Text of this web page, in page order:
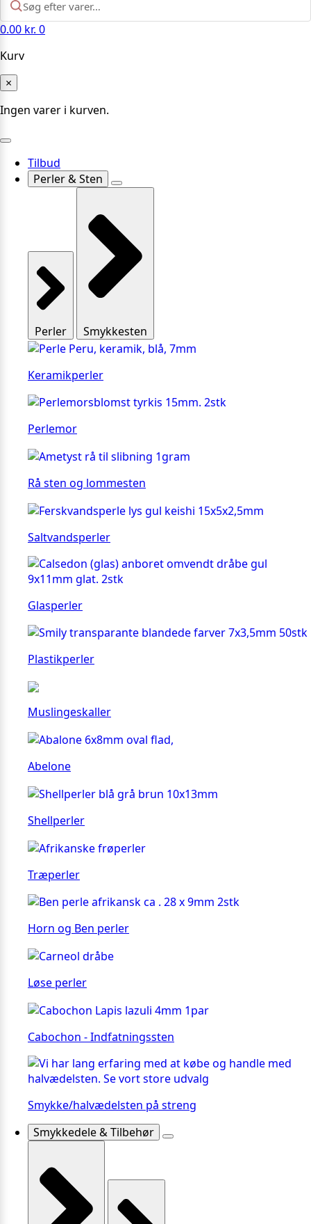
0.00 kr. 0
Kurv
×
Ingen varer i kurven.
Tilbud
Perler & Sten
Perler Smykkesten
Keramikperler
Perlemor
Rå sten og lommesten
Saltvandsperler
Glasperler
Plastikperler
Muslingeskaller
Abelone
Shellperler
Træperler
Horn og Ben perler
Løse perler
Cabochon - Indfatningssten
Smykke/halvædelsten på streng
Smykkedele & Tilbehør